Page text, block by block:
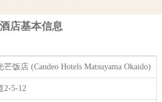
酒店基本信息
饭店 (Candeo Hotels Matsuyama Okaido)
2-5-12